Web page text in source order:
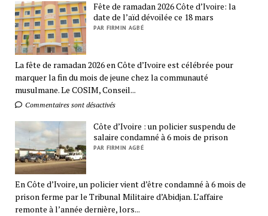
Fête de ramadan 2026 Côte d’Ivoire: la
date de l’aïd dévoilée ce 18 mars
PAR FIRMIN AGBÉ
La fête de ramadan 2026 en Côte d’Ivoire est célébrée pour
marquer la fin du mois de jeune chez la communauté
musulmane. Le COSIM, Conseil...
Commentaires sont désactivés
Côte d’Ivoire : un policier suspendu de
salaire condamné à 6 mois de prison
PAR FIRMIN AGBÉ
En Côte d’Ivoire, un policier vient d’être condamné à 6 mois de
prison ferme par le Tribunal Militaire d’Abidjan. L’affaire
remonte à l’année dernière, lors...